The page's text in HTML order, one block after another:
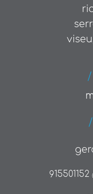
|
915501152